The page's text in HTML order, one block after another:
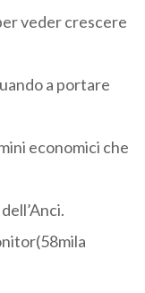
veder crescere
a portare
economici che